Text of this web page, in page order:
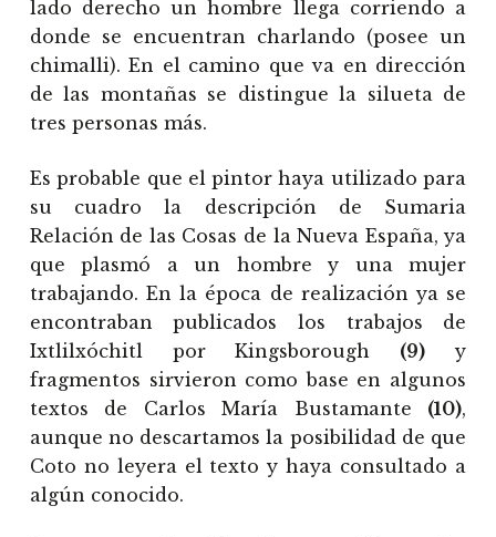
lado derecho un hombre llega corriendo a
donde se encuentran charlando (posee un
chimalli). En el camino que va en dirección
de las montañas se distingue la silueta de
tres personas más.
Es probable que el pintor haya utilizado para
su cuadro la descripción de Sumaria
Relación de las Cosas de la Nueva España, ya
que plasmó a un hombre y una mujer
trabajando. En la época de realización ya se
encontraban publicados los trabajos de
Ixtlilxóchitl por Kingsborough (9) y
fragmentos sirvieron como base en algunos
textos de Carlos María Bustamante (10),
aunque no descartamos la posibilidad de que
Coto no leyera el texto y haya consultado a
algún conocido.